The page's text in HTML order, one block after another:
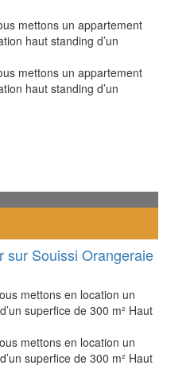
mettons un appartement
haut standing d’un
mettons un appartement
haut standing d’un
sur Souissi Orangeraie
mettons en location un
superfice de 300 m² Haut
mettons en location un
superfice de 300 m² Haut